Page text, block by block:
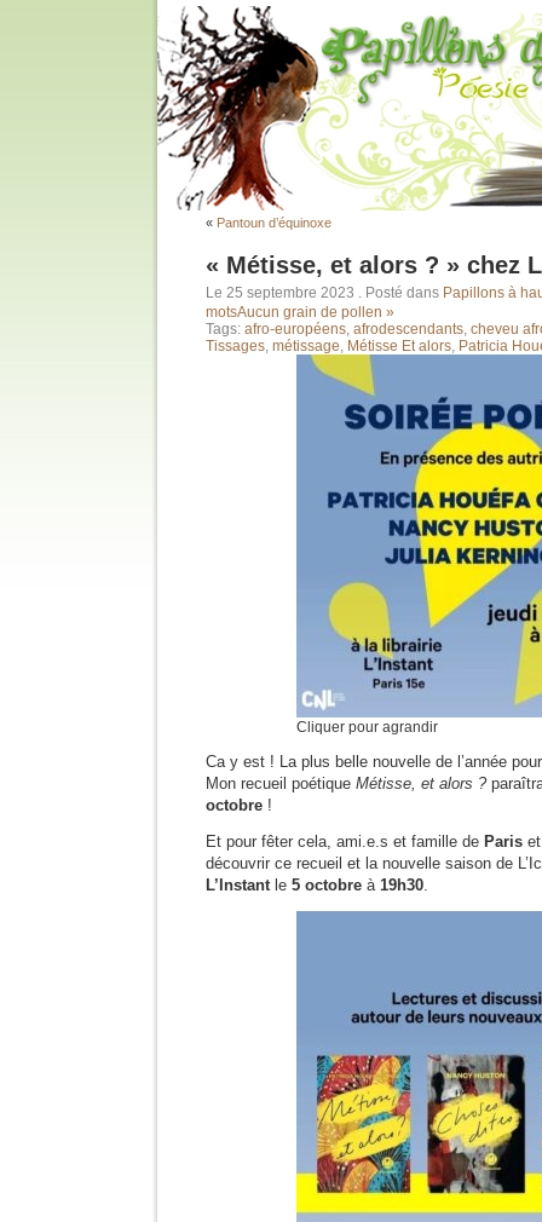
« Pantoun d’équinoxe
« Métisse, et alors ? » chez
Le 25 septembre 2023 . Posté dans Papillons à
motsAucun grain de pollen »
Tags: afro-européens, afrodescendants, cheveu
Tissages, métissage, Métisse Et alors, Patricia
Cliquer pour agrandir
Ca y est ! La plus belle nouvelle de l’année
Mon recueil poétique Métisse, et alors ?
octobre !
Et pour fêter cela, ami.e.s et famille de Paris
découvrir ce recueil et la nouvelle saison de
L’Instant le 5 octobre à 19h30.